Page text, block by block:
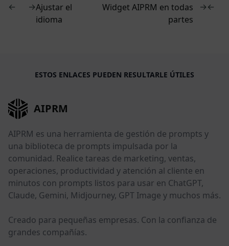
← →Ajustar el
idioma
Widget AIPRM en todas
partes
→←
ESTOS ENLACES PUEDEN RESULTARLE ÚTILES
AIPRM
AIPRM es una herramienta de gestión de prompts y
una biblioteca de prompts impulsada por la
comunidad. Realice tareas de marketing, ventas,
operaciones, productividad y atención al cliente en
minutos con prompts listos para usar en ChatGPT,
Claude, Gemini, Midjourney, GPT Image y muchos más.
Creado para pequeñas empresas. Con la confianza de
grandes compañías.